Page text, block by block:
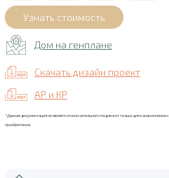
Дом на генплане
Скачать дизайн проект
АР и КР
*Данная документация не является окончательной и подлежит только для ознакомления
приобретения.